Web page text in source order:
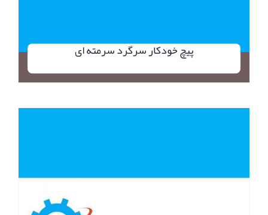
پیچ خودکار سرگرد سرمته ای